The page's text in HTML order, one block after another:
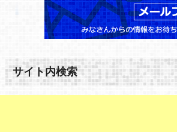
サイト内検索